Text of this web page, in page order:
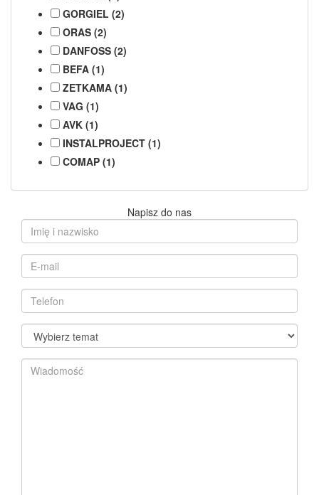
GORGIEL (2)
ORAS (2)
DANFOSS (2)
BEFA (1)
ZETKAMA (1)
VAG (1)
AVK (1)
INSTALPROJECT (1)
COMAP (1)
Napisz do nas